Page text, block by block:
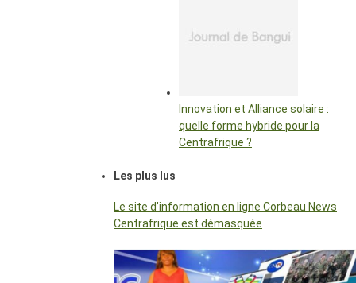
Innovation et Alliance solaire :
quelle forme hybride pour la
Centrafrique ?
Les plus lus
Le site d’information en ligne Corbeau News
Centrafrique est démasquée